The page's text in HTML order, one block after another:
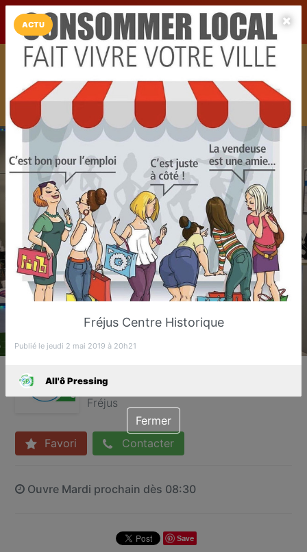
LaCarte LaCarte sur
Play Store
Installez l'App LaCarte
commerces favoris et ne rien rater !
Pressing
Fréjus
Favori Contacter
Ouvre Mardi prochain dès 08:30
Save
ACTU
Fréjus Centre Historique
Publié le jeudi 2 mai 2019 à 20h21
All'ô Pressing
Fermer